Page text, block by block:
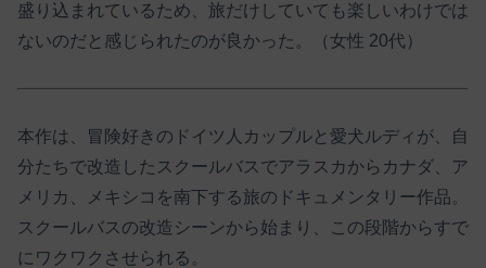
盛り込まれているため、旅だけしていても楽しいわけでは
ないのだと感じられたのが良かった。（女性 20代）
本作は、冒険好きのドイツ人カップルと愛犬ルディが、自
分たちで改造したスクールバスでアラスカからカナダ、ア
メリカ、メキシコを南下する旅のドキュメンタリー作品。
スクールバスの改造シーンから始まり、この段階からすで
にワクワクさせられる。